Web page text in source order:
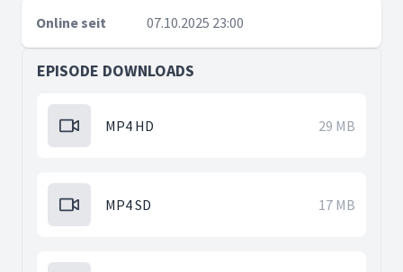
Online seit 07.10.2025 23:00
EPISODE DOWNLOADS
MP4 HD 29 MB
MP4 SD 17 MB